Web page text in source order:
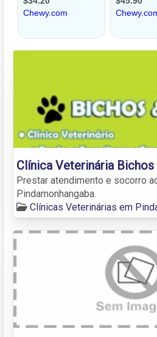
Clínica Veterinária
Prestar atendimento e socorro
Pindamonhangaba.
Clínicas Veterinárias em